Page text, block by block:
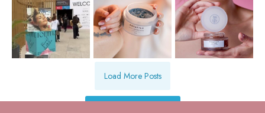
Load More Posts